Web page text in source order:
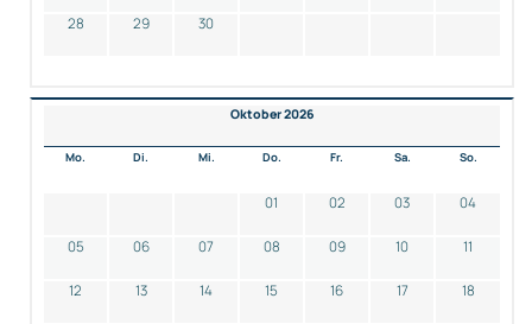
28 29 30
Oktober 2026
Mo. Di. Mi. Do. Fr. Sa. So.
01 02 03 04
05 06 07 08 09 10 11
12 13 14 15 16 17 18